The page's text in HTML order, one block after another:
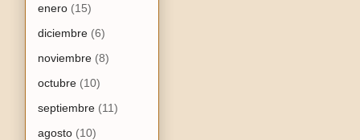
enero (15)
diciembre (6)
noviembre (8)
octubre (10)
septiembre (11)
agosto (10)